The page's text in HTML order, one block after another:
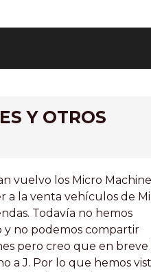
Y OTROS
vuelvo los Micro
a la venta vehículos de
Todavía no hemos
no podemos compartir
pero creo que en breve
a J. Por lo que hemos